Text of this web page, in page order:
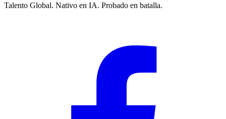
Talento Global. Nativo en IA. Probado en batalla.